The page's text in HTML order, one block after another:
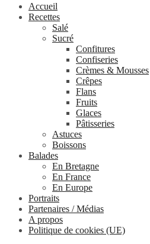
Accueil
Recettes
Salé
Sucré
Confitures
Confiseries
Crèmes & Mousses
Crêpes
Flans
Fruits
Glaces
Pâtisseries
Astuces
Boissons
Balades
En Bretagne
En France
En Europe
Portraits
Partenaires / Médias
A propos
Politique de cookies (UE)